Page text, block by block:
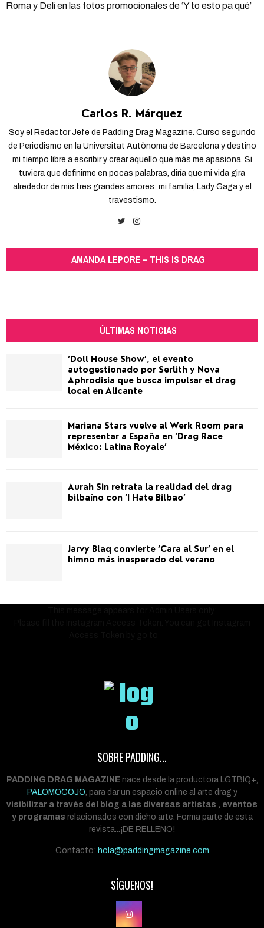
Roma y Deli en las fotos promocionales de ‘Y to esto pa qué’
Carlos R. Márquez
Soy el Redactor Jefe de Padding Drag Magazine. Curso segundo
de Periodismo en la Universitat Autònoma de Barcelona y destino
mi tiempo libre a escribir y crear aquello que más me apasiona. Si
tuviera que definirme en pocas palabras, diría que mi vida gira
alrededor de mis tres grandes amores: mi familia, Lady Gaga y el
travestismo.
AMANDA LEPORE – THIS IS DRAG
ÚLTIMAS NOTICIAS
‘Doll House Show’, el evento
autogestionado por Serlith y Nova
Aphrodisia que busca impulsar el drag
local en Alicante
Mariana Stars vuelve al Werk Room para
representar a España en ‘Drag Race
México: Latina Royale’
Aurah Sin retrata la realidad del drag
bilbaíno con ‘I Hate Bilbao’
Jarvy Blaq convierte ‘Cara al Sur’ en el
himno más inesperado del verano
SOBRE PADDING...
PADDING DRAG MAGAZINEnace desde la productora LGTBIQ+,
PALOMOCOJO , para dar un espacio online al arte drag y
visibilizar a través del blog a las diversas artistas , eventos
y programas relacionados con dicho arte. Forma parte de esta
revista...¡DE RELLENO!
Contacto: hola@paddingmagazine.com
SÍGUENOS!